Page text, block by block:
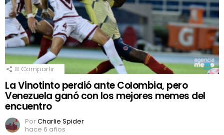
8 Compartir
La Vinotinto perdió ante Colombia, pero
Venezuela ganó con los mejores memes del
encuentro
PorCharlie Spider
hace 6 años